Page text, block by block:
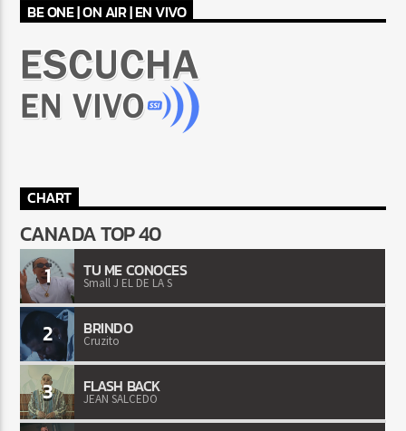
BE ONE | ON AIR | EN VIVO
CHART
CANADA TOP 40
1 TU ME CONOCES
Small J EL DE LA S
2 BRINDO
Cruzito
3 FLASH BACK
JEAN SALCEDO